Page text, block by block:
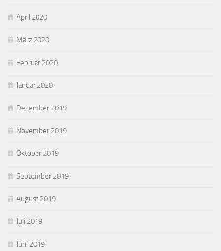
April 2020
März 2020
Februar 2020
Januar 2020
Dezember 2019
November 2019
Oktober 2019
September 2019
August 2019
Juli 2019
Juni 2019